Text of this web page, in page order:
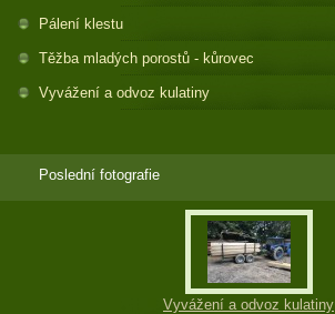
Pálení klestu
Těžba mladých porostů - kůrovec
Vyvážení a odvoz kulatiny
Poslední fotografie
Vyvážení a odvoz kulatiny